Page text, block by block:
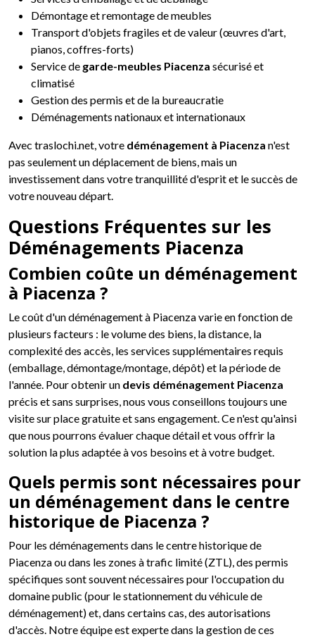
Démontage et remontage de meubles
Transport d'objets fragiles et de valeur (œuvres d'art,
pianos, coffres-forts)
Service de garde-meubles Piacenza sécurisé et
climatisé
Gestion des permis et de la bureaucratie
Déménagements nationaux et internationaux
Avec traslochi.net, votre déménagement à Piacenza n'est
pas seulement un déplacement de biens, mais un
investissement dans votre tranquillité d'esprit et le succès de
votre nouveau départ.
Questions Fréquentes sur les
Déménagements Piacenza
Combien coûte un déménagement
à Piacenza ?
Le coût d'un déménagement à Piacenza varie en fonction de
plusieurs facteurs : le volume des biens, la distance, la
complexité des accès, les services supplémentaires requis
(emballage, démontage/montage, dépôt) et la période de
l'année. Pour obtenir un devis déménagement Piacenza
précis et sans surprises, nous vous conseillons toujours une
visite sur place gratuite et sans engagement. Ce n'est qu'ainsi
que nous pourrons évaluer chaque détail et vous offrir la
solution la plus adaptée à vos besoins et à votre budget.
Quels permis sont nécessaires pour
un déménagement dans le centre
historique de Piacenza ?
Pour les déménagements dans le centre historique de
Piacenza ou dans les zones à trafic limité (ZTL), des permis
spécifiques sont souvent nécessaires pour l'occupation du
domaine public (pour le stationnement du véhicule de
déménagement) et, dans certains cas, des autorisations
d'accès. Notre équipe est experte dans la gestion de ces